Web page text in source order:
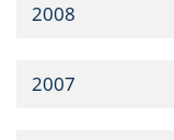
2008
2007